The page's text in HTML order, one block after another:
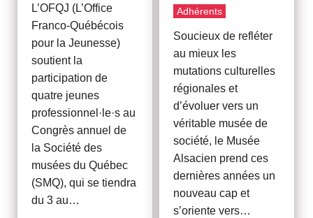
L’OFQJ (L’Office
Franco-Québécois
pour la Jeunesse)
soutient la
participation de
quatre jeunes
professionnel·le·s au
Congrès annuel de
la Société des
musées du Québec
(SMQ), qui se tiendra
du 3 au…
Adhérents
Soucieux de refléter
au mieux les
mutations culturelles
régionales et
d’évoluer vers un
véritable musée de
société, le Musée
Alsacien prend ces
dernières années un
nouveau cap et
s’oriente vers…